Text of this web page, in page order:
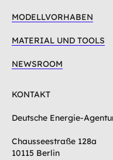
MODELLVORHABEN
MATERIAL UND TOOLS
NEWSROOM
KONTAKT
Deutsche Energie-
Chausseestraße 128a
10115 Berlin